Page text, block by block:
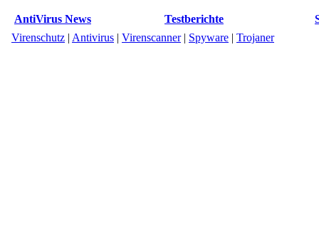
AntiVirus News Testberichte
Virenschutz | Antivirus | Virenscanner| Spyware | Trojaner